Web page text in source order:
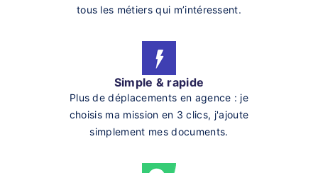
tous les métiers qui m’intéressent.
Simple & rapide
Plus de déplacements en agence : je
choisis ma mission en 3 clics, j'ajoute
simplement mes documents.